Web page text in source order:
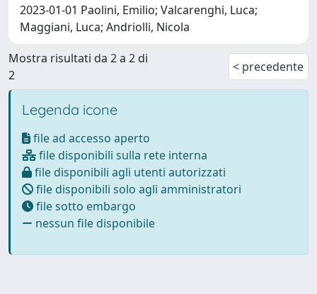
2023-01-01 Paolini, Emilio; Valcarenghi, Luca;
Maggiani, Luca; Andriolli, Nicola
Mostra risultati da 2 a 2 di
2
< precedente
Legenda icone
file ad accesso aperto
file disponibili sulla rete interna
file disponibili agli utenti autorizzati
file disponibili solo agli amministratori
file sotto embargo
nessun file disponibile